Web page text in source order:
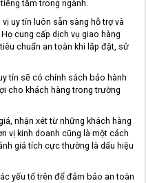
tăm trong ngành.
uy tín luôn sẵn sàng hỗ trợ và
cung cấp dịch vụ giao hàng
chuẩn an toàn khi lắp đặt, sử
tín sẽ có chính sách bảo hành
cho khách hàng trong trường
nhận xét từ những khách hàng
vị kinh doanh cũng là một cách
giá tích cực thường là dấu hiệu
yếu tố trên để đảm bảo an toàn